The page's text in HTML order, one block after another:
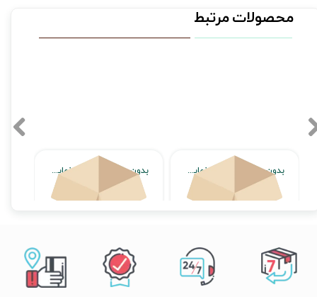
محصولات مرتبط
بدون محصول جهت نمایش
اتمام موجودی
بدون محصول جهت نمایش
اتمام موجودی